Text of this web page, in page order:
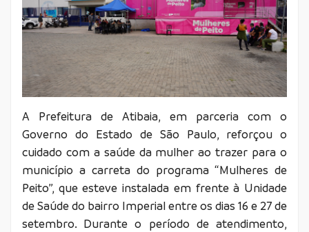
A Prefeitura de Atibaia, em parceria com o
Governo do Estado de São Paulo, reforçou o
cuidado com a saúde da mulher ao trazer para o
município a carreta do programa “Mulheres de
Peito”, que esteve instalada em frente à Unidade
de Saúde do bairro Imperial entre os dias 16 e 27 de
setembro. Durante o período de atendimento,